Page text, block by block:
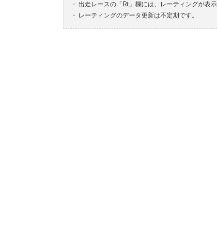
・ 出走レースの「Rt」欄には、レーティングが表
・
レーティングのデータ更新は不定期です。